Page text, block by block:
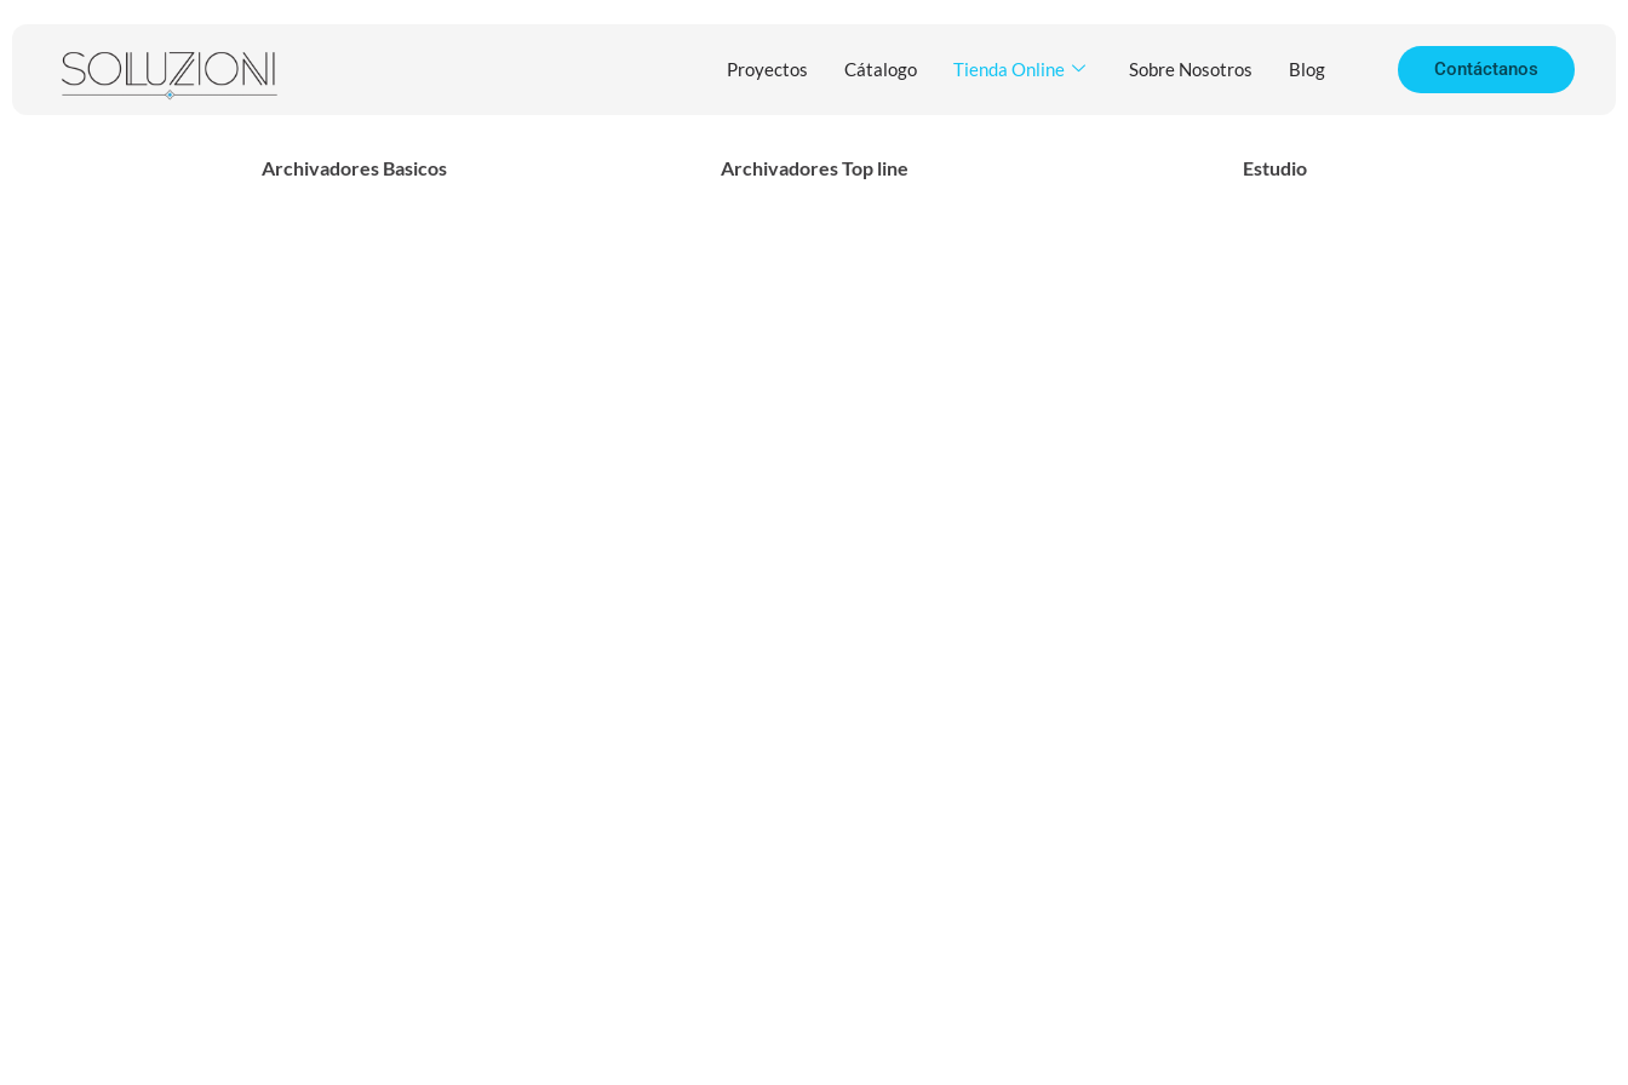
Proyectos Cátalogo Tienda Online Sobre Nosotros Blog Contáctanos
Archivadores Basicos Archivadores Top line Estudio